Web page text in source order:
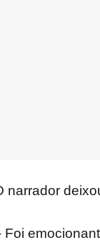
narrador
Foi